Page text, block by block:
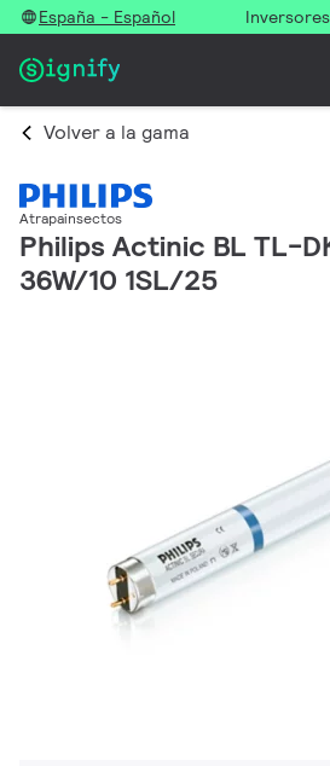
España - Español Inversores
Volver a la gama
Atrapainsectos
Philips Actinic BL TL-
36W/10 1SL/25